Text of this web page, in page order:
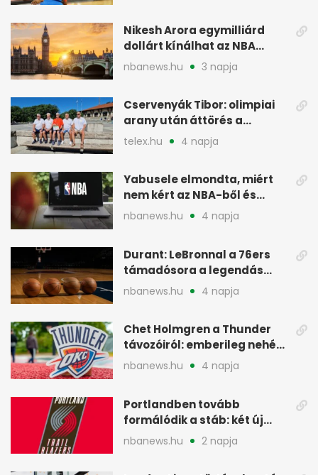
Nikesh Arora egymilliárd
dollárt kínálhat az NBA
Europe londoni csapatáért
nbanews.hu 3 napja
Cservenyák Tibor: olimpiai
arany után áttörés a
rákkutatásban
telex.hu 4 napja
Yabusele elmondta, miért
nem kért az NBA-ből és
miért jött Európába
nbanews.hu 4 napja
Durant: LeBronnal a 76ers
támadósora a legendás
Warriorsra emlékeztet
nbanews.hu 4 napja
Chet Holmgren a Thunder
távozóiról: emberileg nehéz,
de bízik
nbanews.hu 4 napja
Portlandben tovább
formálódik a stáb: két új
szakember a Blazersnél
nbanews.hu 2 napja